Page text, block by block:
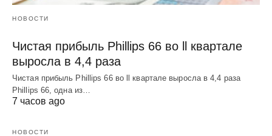
НОВОСТИ
Чистая прибыль Phillips 66 во ll квартале
выросла в 4,4 раза
Чистая прибыль Phillips 66 во ll квартале выросла в 4,4 раза
Phillips 66, одна из…
7 часов ago
НОВОСТИ